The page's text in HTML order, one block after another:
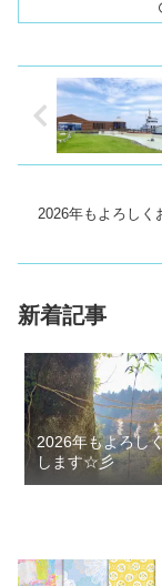
2026年もよろし
新着記事
2026年もよろし
します☆彡